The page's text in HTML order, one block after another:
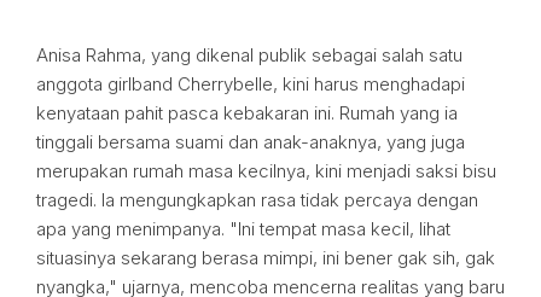
Anisa Rahma, yang dikenal publik sebagai salah satu
anggota girlband Cherrybelle, kini harus menghadapi
kenyataan pahit pasca kebakaran ini. Rumah yang ia
tinggali bersama suami dan anak-anaknya, yang juga
merupakan rumah masa kecilnya, kini menjadi saksi bisu
tragedi. Ia mengungkapkan rasa tidak percaya dengan
apa yang menimpanya. "Ini tempat masa kecil, lihat
situasinya sekarang berasa mimpi, ini bener gak sih, gak
nyangka," ujarnya, mencoba mencerna realitas yang baru